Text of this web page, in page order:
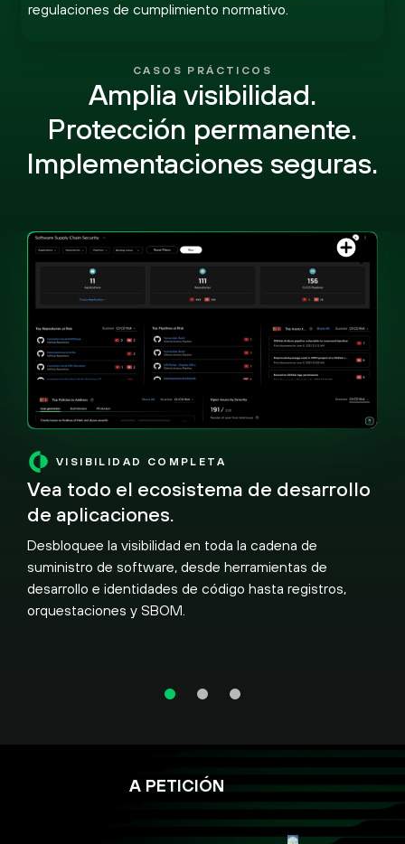
regulaciones de cumplimiento normativo.
CASOS PRÁCTICOS
Amplia visibilidad.
Protección permanente.
Implementaciones seguras.
VISIBILIDAD COMPLETA
Vea todo el ecosistema de desarrollo
de aplicaciones.
Desbloquee la visibilidad en toda la cadena de
suministro de software, desde herramientas de
desarrollo e identidades de código hasta registros,
orquestaciones y SBOM.
A PETICIÓN